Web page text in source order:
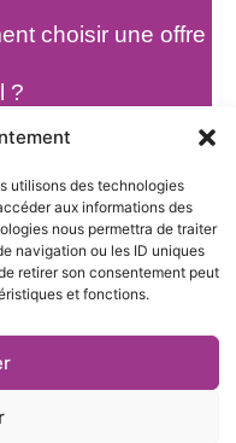
utilisons des technologies
aux informations des
nous permettra de traiter
navigation ou les ID uniques
retirer son consentement peut
et fonctions.
choisir une offre
?
04 76 03 19 20
de confidentialité